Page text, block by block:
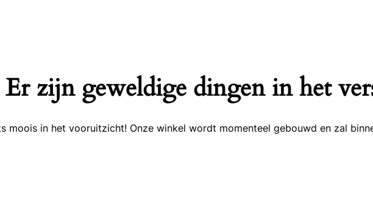
Er zijn geweldige dingen in het
moois in het vooruitzicht! Onze winkel wordt momenteel gebouwd en zal